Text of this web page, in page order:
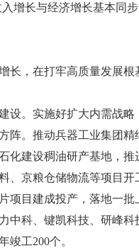
增长与经济增长基本同
，在打牢高质量发展根
。实施好扩大内需战略
阵。推动兵器工业集团
化建设稠油研产基地，
、京粮仓储物流等项目
项目建成投产，落地一
中科、键凯科技、研峰
竣工200个。